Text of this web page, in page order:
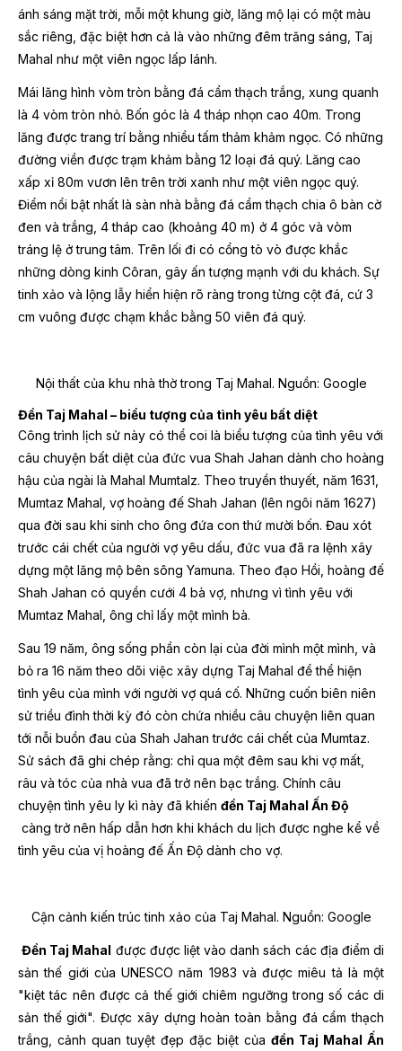
ánh sáng mặt trời, mỗi một khung giờ, lăng mộ lại có một màu
sắc riêng, đặc biệt hơn cả là vào những đêm trăng sáng, Taj
Mahal như một viên ngọc lấp lánh.
Mái lăng hình vòm tròn bằng đá cẩm thạch trắng, xung quanh
là 4 vòm tròn nhỏ. Bốn góc là 4 tháp nhọn cao 40m. Trong
lăng được trang trí bằng nhiều tấm thảm khảm ngọc. Có những
đường viền được trạm khảm bằng 12 loại đá quý. Lăng cao
xấp xỉ 80m vươn lên trên trời xanh như một viên ngọc quý.
Điểm nổi bật nhất là sàn nhà bằng đá cẩm thạch chia ô bàn cờ
đen và trắng, 4 tháp cao (khoảng 40 m) ở 4 góc và vòm
tráng lệ ở trung tâm. Trên lối đi có cổng tò vò được khắc
những dòng kinh Côran, gây ấn tượng mạnh với du khách. Sự
tinh xảo và lộng lẫy hiển hiện rõ ràng trong từng cột đá, cứ 3
cm vuông được chạm khắc bằng 50 viên đá quý.
Nội thất của khu nhà thờ trong Taj Mahal. Nguồn: Google
Đền Taj Mahal – biểu tượng của tình yêu bất diệt
Công trình lịch sử này có thể coi là biểu tượng của tình yêu với
câu chuyện bất diệt của đức vua Shah Jahan dành cho hoàng
hậu của ngài là Mahal Mumtalz. Theo truyền thuyết, năm 1631,
Mumtaz Mahal, vợ hoàng đế Shah Jahan (lên ngôi năm 1627)
qua đời sau khi sinh cho ông đứa con thứ mười bốn. Đau xót
trước cái chết của người vợ yêu dấu, đức vua đã ra lệnh xây
dựng một lăng mộ bên sông Yamuna. Theo đạo Hồi, hoàng đế
Shah Jahan có quyền cưới 4 bà vợ, nhưng vì tình yêu với
Mumtaz Mahal, ông chỉ lấy một mình bà.
Sau 19 năm, ông sống phần còn lại của đời mình một mình, và
bỏ ra 16 năm theo dõi việc xây dựng Taj Mahal để thể hiện
tình yêu của mình với người vợ quá cố. Những cuốn biên niên
sử triều đình thời kỳ đó còn chứa nhiều câu chuyện liên quan
tới nỗi buồn đau của Shah Jahan trước cái chết của Mumtaz.
Sử sách đã ghi chép rằng: chỉ qua một đêm sau khi vợ mất,
râu và tóc của nhà vua đã trở nên bạc trắng. Chính câu
chuyện tình yêu ly kì này đã khiến đền Taj Mahal Ấn Độ
càng trở nên hấp dẫn hơn khi khách du lịch được nghe kể về
tình yêu của vị hoàng đế Ấn Độ dành cho vợ.
Cận cảnh kiến trúc tinh xảo của Taj Mahal. Nguồn: Google
Đền Taj Mahal được được liệt vào danh sách các địa điểm di
sản thế giới của UNESCO năm 1983 và được miêu tả là một
"kiệt tác nên được cả thế giới chiêm ngưỡng trong số các di
sản thế giới". Được xây dựng hoàn toàn bằng đá cẩm thạch
trắng, cảnh quan tuyệt đẹp đặc biệt của đền Taj Mahal Ấn